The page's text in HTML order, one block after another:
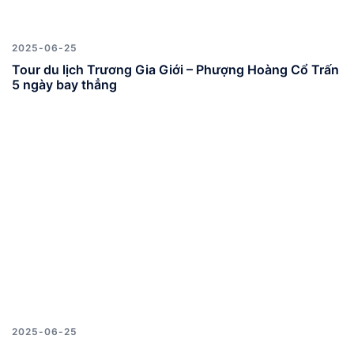
2025-06-25
Tour du lịch Trương Gia Giới – Phượng Hoàng Cổ Trấn
5 ngày bay thẳng
2025-06-25